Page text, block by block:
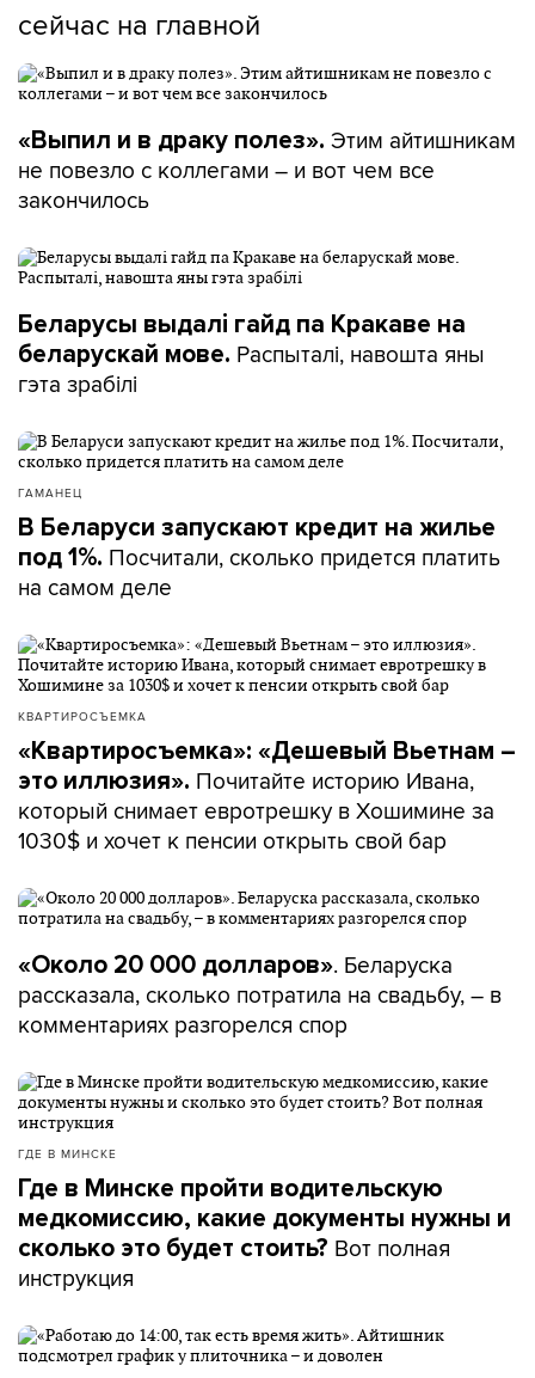
сейчас на главной
«Выпил и в драку полез». Этим айтишникам
не повезло с коллегами – и вот чем все
закончилось
Беларусы выдалі гайд па Кракаве на
беларускай мове. Распыталі, навошта яны
гэта зрабілі
ГАМАНЕЦ
В Беларуси запускают кредит на жилье
под 1%. Посчитали, сколько придется платить
на самом деле
КВАРТИРОСЪЕМКА
«Квартиросъемка»: «Дешевый Вьетнам –
это иллюзия». Почитайте историю Ивана,
который снимает евротрешку в Хошимине за
1030$ и хочет к пенсии открыть свой бар
«Около 20 000 долларов». Беларуска
рассказала, сколько потратила на свадьбу, – в
комментариях разгорелся спор
ГДЕ В МИНСКЕ
Где в Минске пройти водительскую
медкомиссию, какие документы нужны и
сколько это будет стоить? Вот полная
инструкция